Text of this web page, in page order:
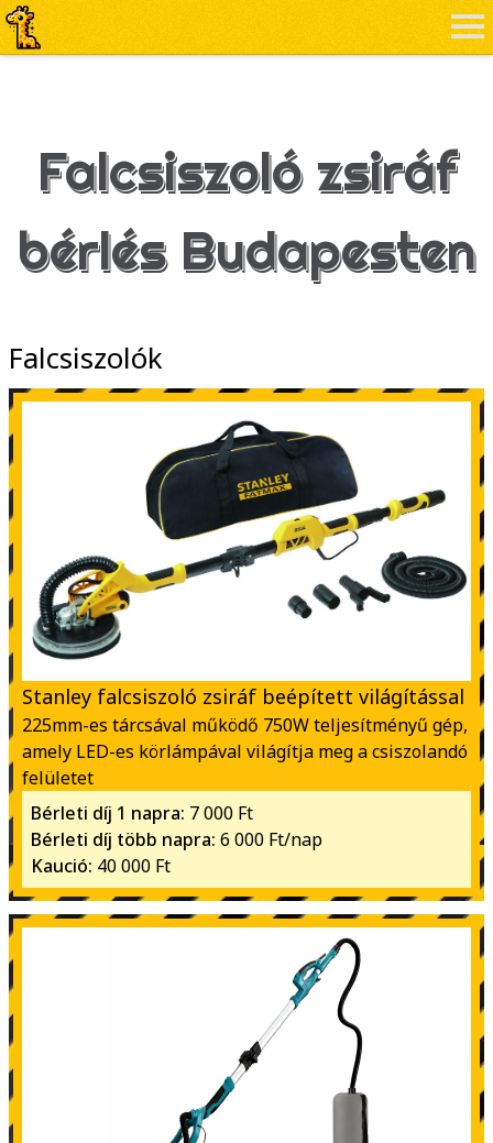
Falcsiszoló zsiráf
bérlés Budapesten
Falcsiszolók
Stanley falcsiszoló zsiráf beépített világítással
225mm-es tárcsával működő 750W teljesítményű gép,
amely LED-es körlámpával világítja meg a csiszolandó
felületet
Bérleti díj 1 napra: 7 000 Ft
Bérleti díj több napra: 6 000 Ft/nap
Kaució: 40 000 Ft